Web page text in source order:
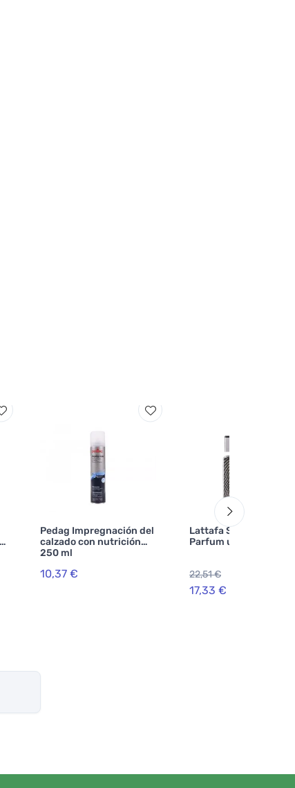
Pedag Impregnación del
calzado con nutrición
250 ml
10,37 €
Lattafa Suqraat Eau
Parfum unisex
22,51 €
17,33 €